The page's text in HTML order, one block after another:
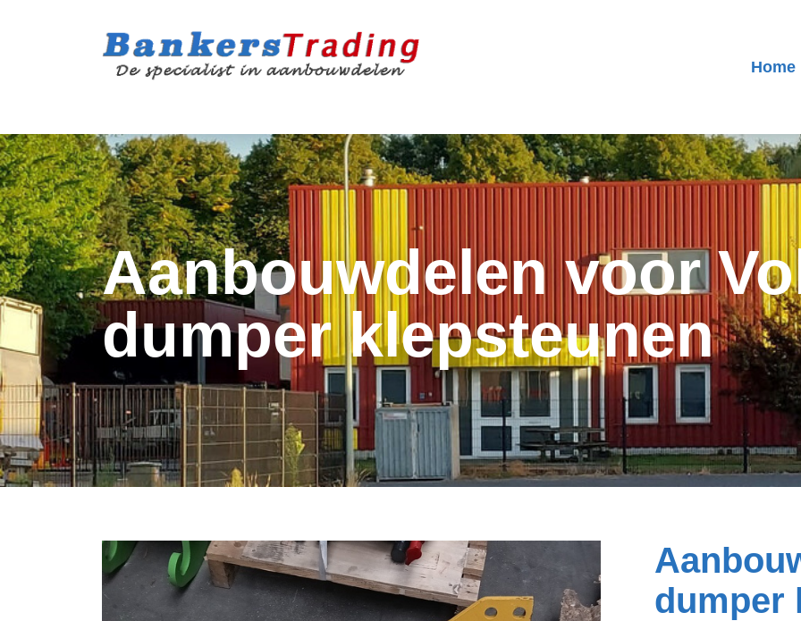
Home
Aanbouwdelen voor
dumper klepsteunen
dumper